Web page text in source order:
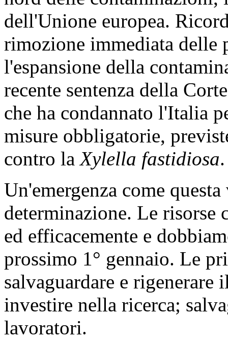
dell'Unione europea.
rimozione immediata delle
l'espansione della
recente sentenza della
che ha condannato l'Italia
misure obbligatorie,
contro laXylella fastidiosa.
Un'emergenza come
determinazione. Le risorse
ed efficacemente e
prossimo 1° gennaio. Le
salvaguardare e rigenerare
investire nella ricerca;
lavoratori.